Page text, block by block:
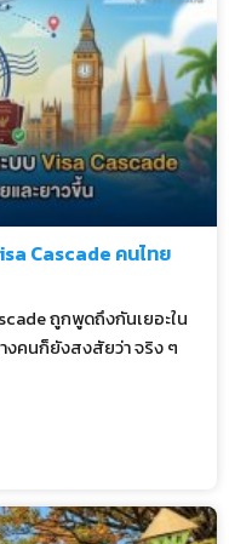
Cascade คนไทย
ถูกพูดถึงกันเยอะใน
งคนก็ยังสงสัยว่า จริง ๆ